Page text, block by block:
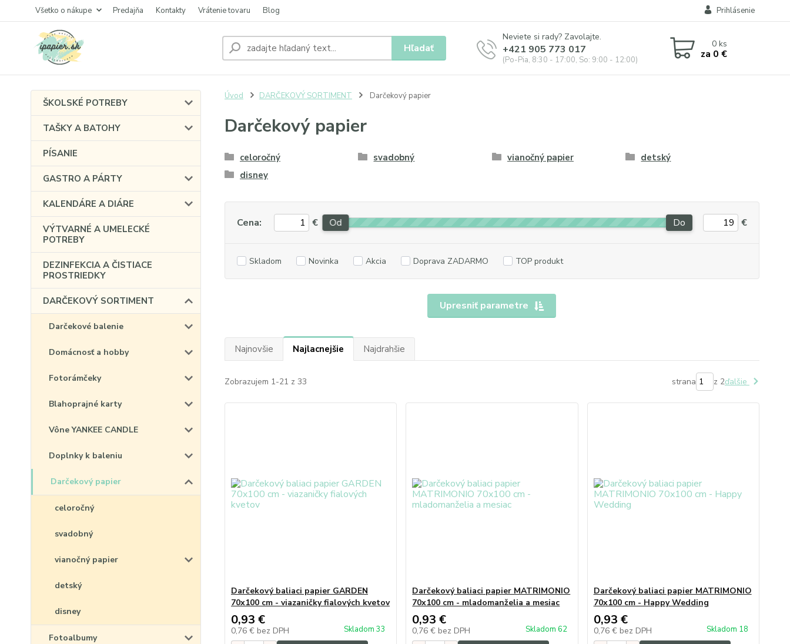
Všetko o nákupe Predajňa Kontakty Vrátenie tovaru Blog Prihlásenie
Hľadať
Neviete si rady? Zavolajte.
+421 905 773 017
(Po-Pia, 8:30 - 17:00, So: 9:00 - 12:00)
0ks
za 0 €
ŠKOLSKÉ POTREBY
TAŠKY A BATOHY
PÍSANIE
GASTRO A PÁRTY
KALENDÁRE A DIÁRE
VÝTVARNÉ A UMELECKÉ
POTREBY
DEZINFEKCIA A ČISTIACE
PROSTRIEDKY
DARČEKOVÝ SORTIMENT
Darčekové balenie
Domácnosť a hobby
Fotorámčeky
Blahoprajné karty
Vône YANKEE CANDLE
Doplnky k baleniu
Darčekový papier
celoročný
svadobný
vianočný papier
detský
disney
Fotoalbumy
Úvod DARČEKOVÝ SORTIMENT Darčekový papier
Darčekový papier
celoročný svadobný vianočný papier
detský
disney
Upresniť parametre
Cena: € Od Do €
Skladom Novinka Akcia Doprava ZADARMO TOP produkt
Najnovšie Najlacnejšie Najdrahšie
Zobrazujem 1-21 z 33 strana z 2ďalšie
Darčekový baliaci papier GARDEN
70x100 cm - viazaničky fialových kvetov
0,93 €
0,76 € bez DPH Skladom 33
Darčekový baliaci papier MATRIMONIO
70x100 cm - mladomanželia a mesiac
0,93 €
0,76 € bez DPH Skladom 62
Darčekový baliaci papier MATRIMONIO
70x100 cm - Happy Wedding
0,93 €
0,76 € bez DPH Skladom 18